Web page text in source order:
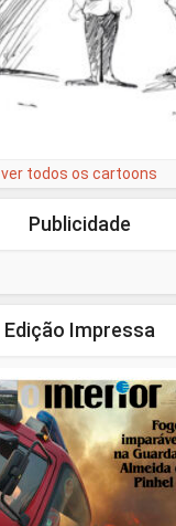
ver todos os cartoons
Publicidade
Edição Impressa